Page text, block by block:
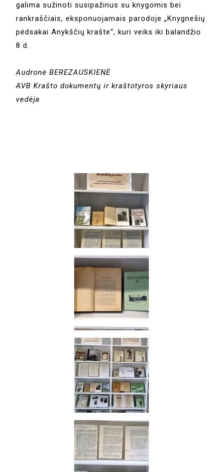
galima sužinoti susipažinus su knygomis bei
rankraščiais, eksponuojamais parodoje „Knygnešių
pėdsakai Anykščių krašte“, kuri veiks iki balandžio
8 d.
Audronė BEREZAUSKIENĖ
AVB Krašto dokumentų ir kraštotyros skyriaus
vedėja